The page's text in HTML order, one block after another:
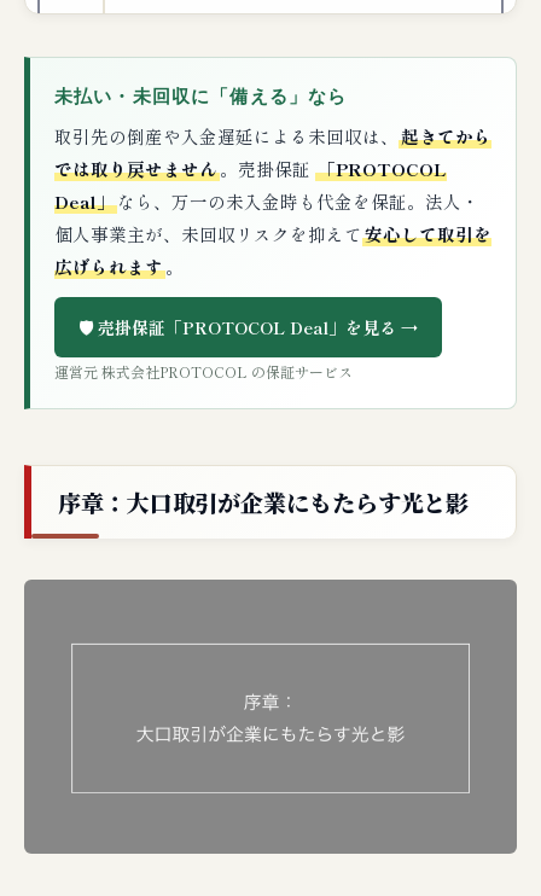
8-4. 経営戦略としての売掛保証の位置づけ
終章：大口取引の可能性を最大限に引き出
すために
【補足：PROTOCOL Dealとは】
PROTOCOL Deal Garantee：売掛債権保
証とは？
FAQ
未払い・未回収に「備える」なら
取引先の倒産や入金遅延による未回収は、 起きてから
では取り戻せません。売掛保証 「PROTOCOL
Deal」なら、万一の未入金時も代金を保証。法人・
個人事業主が、未回収リスクを抑えて安心して取引を
広げられます。
🛡️ 売掛保証「PROTOCOL Deal」を見る →
運営元 株式会社PROTOCOL の保証サービス
序章：大口取引が企業にもたらす光と影